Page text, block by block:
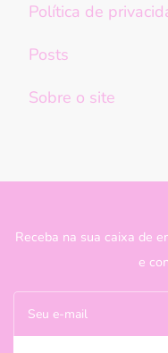
Política de
Posts
Sobre o site
Receba na sua caixa de
e